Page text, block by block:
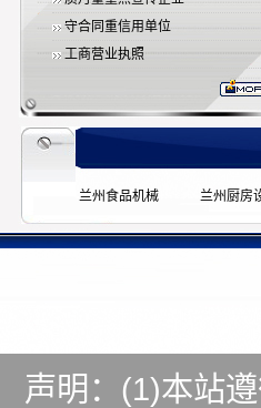
守合同重信用单位
工商营业执照
兰州食品机械 兰州厨房
声明：(1)本站